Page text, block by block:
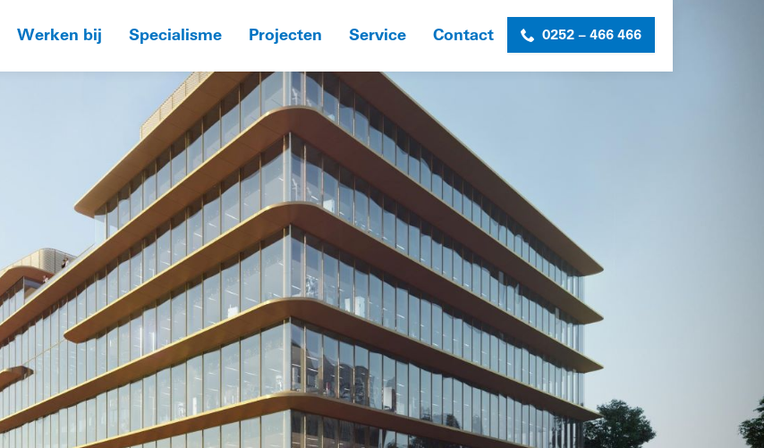
Werken bij Specialisme Projecten Service Contact 0252 – 466 466